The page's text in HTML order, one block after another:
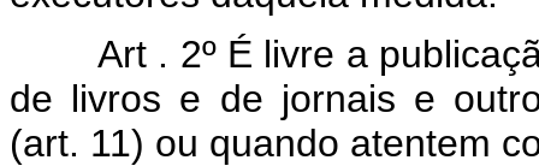
Art . 2º É livre a
de livros e de jornais e
(art. 11) ou quando atentem